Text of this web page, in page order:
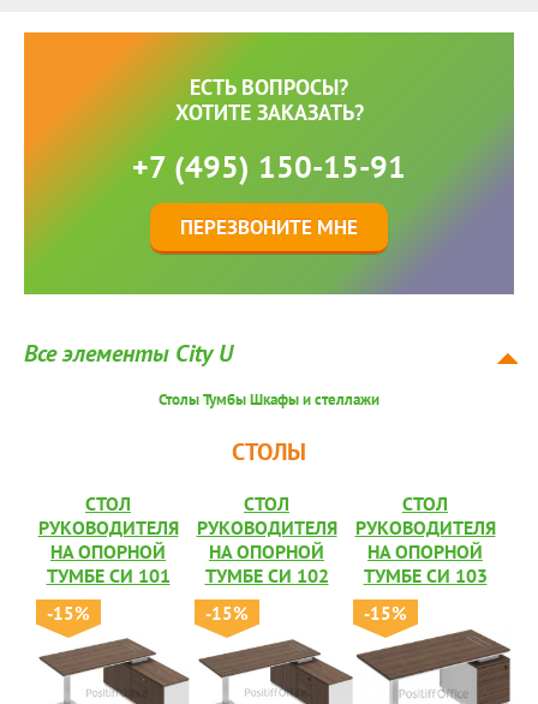
ЕСТЬ ВОПРОСЫ?
ХОТИТЕ ЗАКАЗАТЬ?
+7 (495) 150-15-91
ПЕРЕЗВОНИТЕ МНЕ
Все элементы City U
СтолыТумбыШкафы и стеллажи
СТОЛЫ
СТОЛ
РУКОВОДИТЕЛЯ
НА ОПОРНОЙ
ТУМБЕ СИ 101
-15%
СТОЛ
РУКОВОДИТЕЛЯ
НА ОПОРНОЙ
ТУМБЕ СИ 102
-15%
СТОЛ
РУКОВОДИТЕЛЯ
НА ОПОРНОЙ
ТУМБЕ СИ 103
-15%